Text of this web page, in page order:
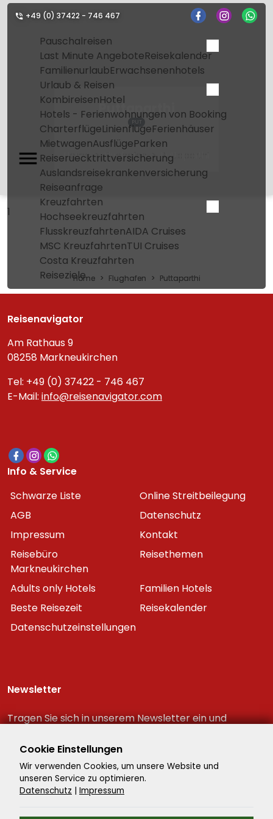
+49 (0) 37422 - 746 467
Pauschalreisen
Last Minute AngeboteReisekalender
FamilienurlaubErwachsenenhotels
Urlaub & Reisen
KombireisenHotel
Hotels - Ferienwohnungen von Booking
CharterflügeLinienflügeFerienhäuser
MietwagenAusflügeParken
Reiseruecktrittversicherung
Auslandsreisekrankenversicherung
Reiseanfrage
Kreuzfahrten
Hochseekreuzfahrten
FlusskreuzfahrtenAIDA Cruises
MSC KreuzfahrtenTUI Cruises
Costa Kreuzfahrten
Reiseziele
Puttaparthi
PUT
Home Flughafen Puttaparthi
1
Home Flughafen Puttaparthi
Reisenavigator
Am Rathaus 9
08258 Markneukirchen
Tel: +49 (0) 37422 - 746 467
E-Mail: info@reisenavigator.com
Info & Service
Schwarze Liste
Online Streitbeilegung
AGB
Datenschutz
Impressum
Kontakt
Reisebüro
Markneukirchen
Reisethemen
Adults only Hotels
Familien Hotels
Beste Reisezeit
Reisekalender
Datenschutzeinstellungen
Newsletter
Tragen Sie sich in unserem Newsletter ein und
Reiseschnäppchen!
Cookie Einstellungen
Wir verwenden Cookies, um unsere Website und
unseren Service zu optimieren.
Datenschutz | Impressum